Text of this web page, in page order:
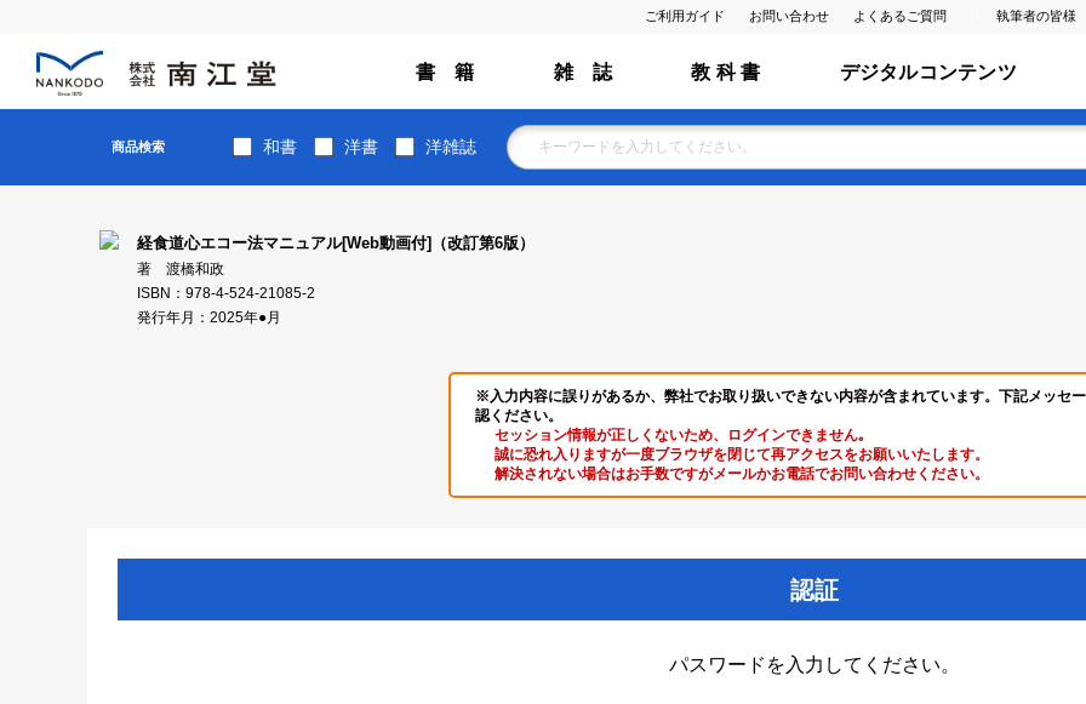
ご利用ガイド お問い合わせ よくあるご質問 執筆者の皆様
書 籍 雑 誌 教 科 書 デジタルコンテンツ
商品検索 和書 洋書 洋雑誌
経食道心エコー法マニュアル[Web動画付]（改訂第6版）
著 渡橋和政
ISBN：978-4-524-21085-2
発行年月：2025年●月
※入力内容に誤りがあるか、弊社でお取り扱いできない内容が含まれています。下記メッセ
認ください。
セッション情報が正しくないため、ログインできません｡
誠に恐れ入りますが一度ブラウザを閉じて再アクセスをお願いいたします。
解決されない場合はお手数ですがメールかお電話でお問い合わせください。
認証
パスワードを入力してください。